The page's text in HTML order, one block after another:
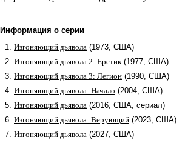
Информация о серии
1. Изгоняющий дьявола (1973, США)
2. Изгоняющий дьявола 2: Еретик (1977, США)
3. Изгоняющий дьявола 3: Легион (1990, США)
4. Изгоняющий дьявола: Начало (2004, США)
5. Изгоняющий дьявола (2016, США, сериал)
6. Изгоняющий дьявола: Верующий (2023, США)
7. Изгоняющий дьявола (2027, США)